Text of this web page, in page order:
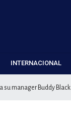
INTERNACIONAL
su manager Buddy Black